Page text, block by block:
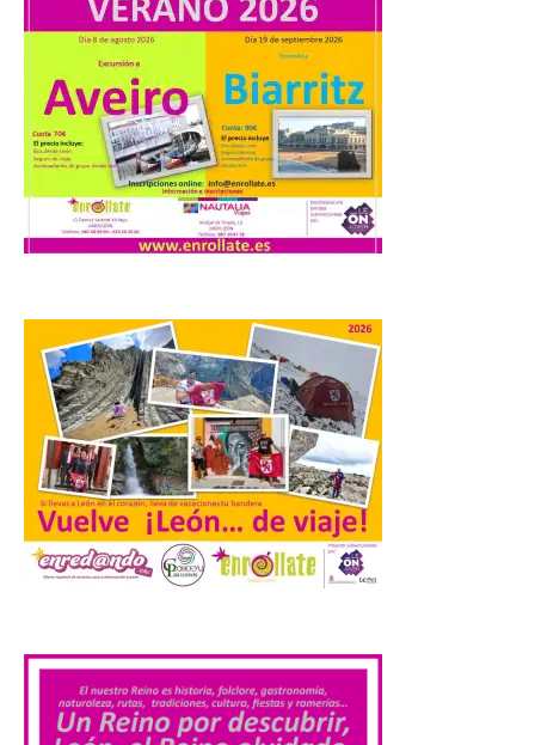
Camarzius fest: frente al
macroevento, un festival
cultural transformador
que apuesta por el legado.
6 Ago 2026
Los días 7, 8 y 9 de agosto
de 2026, Camarzana de
Tera volverá a convertirse
música en directo mueve grandes
fenómenos de […]
El Ayuntamiento de
Cabrillanes analizará,
conforme a la legalidad, la
solicitud para la
celebración del Iberia
Eclipse Festival
Durante la mañana de ayer
miércoles ha sido
registrada en el
Ayuntamiento una